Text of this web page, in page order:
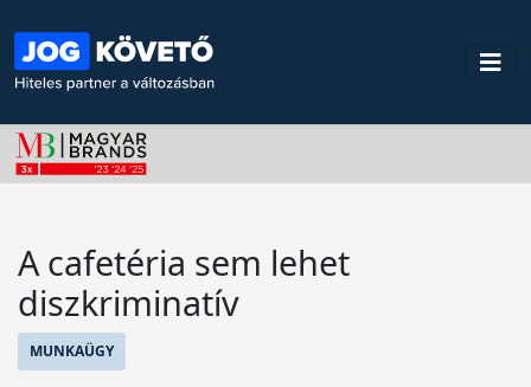
A cafetéria sem lehet
diszkriminatív
MUNKAÜGY